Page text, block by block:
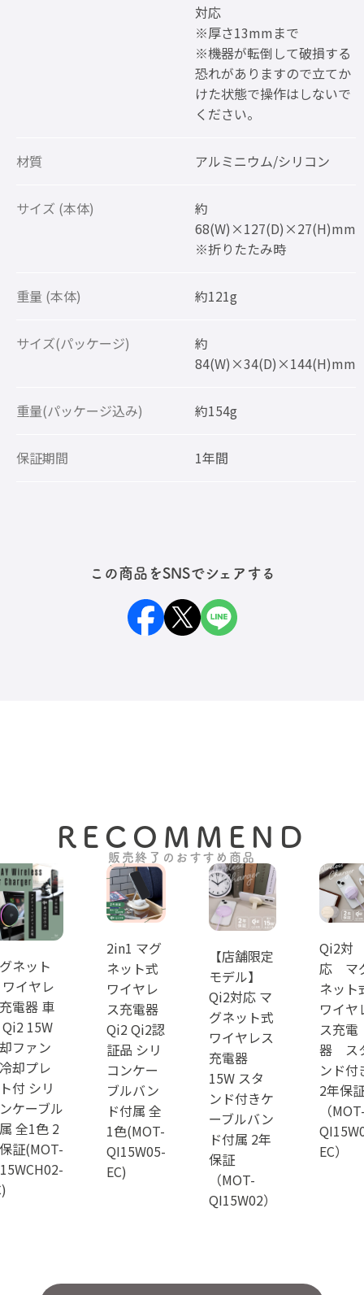
対応
※厚さ13mmまで
※機器が転倒して破損する
恐れがありますので立てか
けた状態で操作はしないで
ください。
材質 アルミニウム/シリコン
サイズ (本体)
約
68(W)×127(D)×27(H)mm
※折りたたみ時
重量 (本体) 約121g
サイズ(パッケージ)
約
84(W)×34(D)×144(H)mm
重量(パッケージ込み) 約154g
保証期間 1年間
この商品をSNSでシェアする
RECOMMEND
販売終了のおすすめ商品
ネット
イヤレ
電器 車
15W
ファン
却プレ
付 シリ
ケーブル
全1色 2
証(MOT-
2in1 マグ
ネット式
ワイヤレ
ス充電器
Qi2 Qi2認
証品 シリ
コンケー
ブルバン
ド付属 全
1色(MOT-
QI15W05-
EC)
【店舗限定
モデル】
Qi2対応 マ
グネット式
ワイヤレス
充電器
15W スタ
ンド付きケ
ーブルバン
ド付属 2年
保証
（MOT-
QI15W02）
Qi2対
応 マ
ネット
ワイヤ
ス充電
器 ス
ンド付
2年保
（
EC）